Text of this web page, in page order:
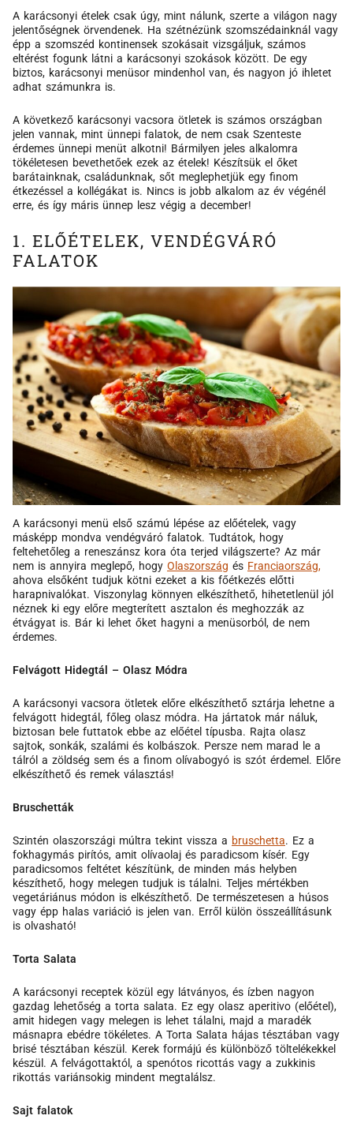
A karácsonyi ételek csak úgy, mint nálunk, szerte a világon nagy
jelentőségnek örvendenek. Ha szétnézünk szomszédainknál vagy
épp a szomszéd kontinensek szokásait vizsgáljuk, számos
eltérést fogunk látni a karácsonyi szokások között. De egy
biztos, karácsonyi menüsor mindenhol van, és nagyon jó ihletet
adhat számunkra is.
A következő karácsonyi vacsora ötletek is számos országban
jelen vannak, mint ünnepi falatok, de nem csak Szenteste
érdemes ünnepi menüt alkotni! Bármilyen jeles alkalomra
tökéletesen bevethetőek ezek az ételek! Készítsük el őket
barátainknak, családunknak, sőt meglephetjük egy finom
étkezéssel a kollégákat is. Nincs is jobb alkalom az év végénél
erre, és így máris ünnep lesz végig a december!
1. ELŐÉTELEK, VENDÉGVÁRÓ
FALATOK
A karácsonyi menü első számú lépése az előételek, vagy
másképp mondva vendégváró falatok. Tudtátok, hogy
feltehetőleg a reneszánsz kora óta terjed világszerte? Az már
nem is annyira meglepő, hogy Olaszország és Franciaország,
ahova elsőként tudjuk kötni ezeket a kis főétkezés előtti
harapnivalókat. Viszonylag könnyen elkészíthető, hihetetlenül jól
néznek ki egy előre megterített asztalon és meghozzák az
étvágyat is. Bár ki lehet őket hagyni a menüsorból, de nem
érdemes.
Felvágott Hidegtál – Olasz Módra
A karácsonyi vacsora ötletek előre elkészíthető sztárja lehetne a
felvágott hidegtál, főleg olasz módra. Ha jártatok már náluk,
biztosan bele futtatok ebbe az előétel típusba. Rajta olasz
sajtok, sonkák, szalámi és kolbászok. Persze nem marad le a
tálról a zöldség sem és a finom olívabogyó is szót érdemel. Előre
elkészíthető és remek választás!
Bruschetták
Szintén olaszországi múltra tekint vissza a bruschetta. Ez a
fokhagymás pirítós, amit olívaolaj és paradicsom kísér. Egy
paradicsomos feltétet készítünk, de minden más helyben
készíthető, hogy melegen tudjuk is tálalni. Teljes mértékben
vegetáriánus módon is elkészíthető. De természetesen a húsos
vagy épp halas variáció is jelen van. Erről külön összeállításunk
is olvasható!
Torta Salata
A karácsonyi receptek közül egy látványos, és ízben nagyon
gazdag lehetőség a torta salata. Ez egy olasz aperitivo (előétel),
amit hidegen vagy melegen is lehet tálalni, majd a maradék
másnapra ebédre tökéletes. A Torta Salata hájas tésztában vagy
brisé tésztában készül. Kerek formájú és különböző töltelékekkel
készül. A felvágottaktól, a spenótos ricottás vagy a zukkinis
rikottás variánsokig mindent megtalálsz.
Sajt falatok